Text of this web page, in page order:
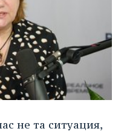
не та ситуация,